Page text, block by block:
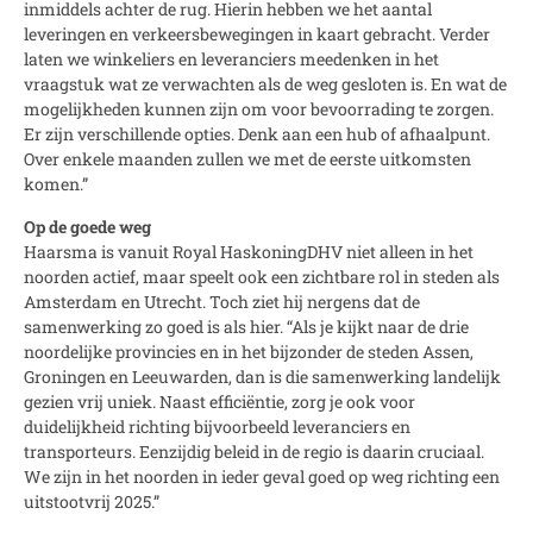
inmiddels achter de rug. Hierin hebben we het aantal
leveringen en verkeersbewegingen in kaart gebracht. Verder
laten we winkeliers en leveranciers meedenken in het
vraagstuk wat ze verwachten als de weg gesloten is. En wat de
mogelijkheden kunnen zijn om voor bevoorrading te zorgen.
Er zijn verschillende opties. Denk aan een hub of afhaalpunt.
Over enkele maanden zullen we met de eerste uitkomsten
komen.”
Op de goede weg
Haarsma is vanuit Royal HaskoningDHV niet alleen in het
noorden actief, maar speelt ook een zichtbare rol in steden als
Amsterdam en Utrecht. Toch ziet hij nergens dat de
samenwerking zo goed is als hier. “Als je kijkt naar de drie
noordelijke provincies en in het bijzonder de steden Assen,
Groningen en Leeuwarden, dan is die samenwerking landelijk
gezien vrij uniek. Naast efficiëntie, zorg je ook voor
duidelijkheid richting bijvoorbeeld leveranciers en
transporteurs. Eenzijdig beleid in de regio is daarin cruciaal.
We zijn in het noorden in ieder geval goed op weg richting een
uitstootvrij 2025.”